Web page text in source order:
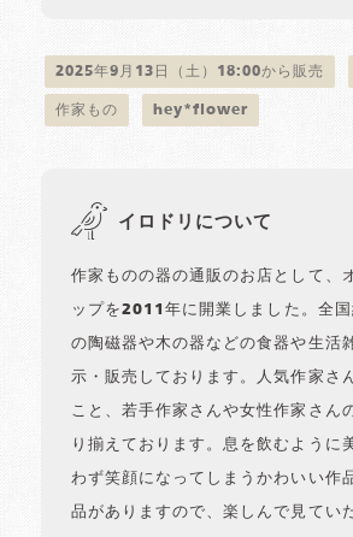
2025年9月13日（土）18:00から販売
作家もの hey*flower
イロドリについて
作家ものの器の通販のお店として、
ップを2011年に開業しました。全
の陶磁器や木の器などの食器や生活
示・販売しております。人気作家さ
こと、若手作家さんや女性作家さん
り揃えております。息を飲むように
わず笑顔になってしまうかわいい作
品がありますので、楽しんで見てい